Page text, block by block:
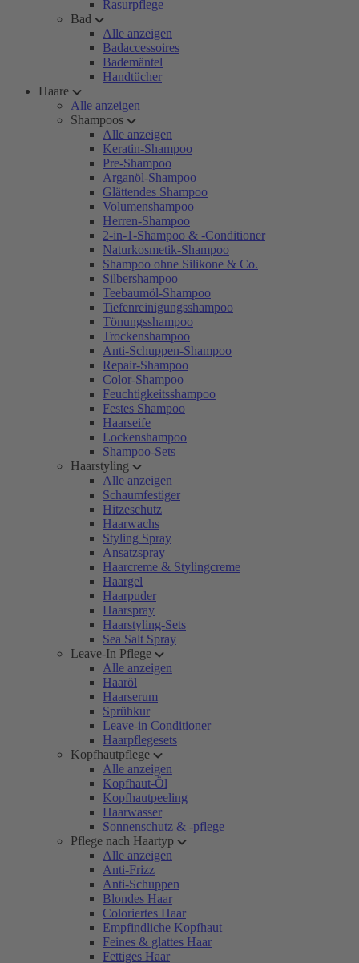
Rasurpflege
Bad
Alle anzeigen
Badaccessoires
Bademäntel
Handtücher
Haare
Alle anzeigen
Shampoos
Alle anzeigen
Keratin-Shampoo
Pre-Shampoo
Arganöl-Shampoo
Glättendes Shampoo
Volumenshampoo
Herren-Shampoo
2-in-1-Shampoo & -Conditioner
Naturkosmetik-Shampoo
Shampoo ohne Silikone & Co.
Silbershampoo
Teebaumöl-Shampoo
Tiefenreinigungsshampoo
Tönungsshampoo
Trockenshampoo
Anti-Schuppen-Shampoo
Repair-Shampoo
Color-Shampoo
Feuchtigkeitsshampoo
Festes Shampoo
Haarseife
Lockenshampoo
Shampoo-Sets
Haarstyling
Alle anzeigen
Schaumfestiger
Hitzeschutz
Haarwachs
Styling Spray
Ansatzspray
Haarcreme & Stylingcreme
Haargel
Haarpuder
Haarspray
Haarstyling-Sets
Sea Salt Spray
Leave-In Pflege
Alle anzeigen
Haaröl
Haarserum
Sprühkur
Leave-in Conditioner
Haarpflegesets
Kopfhautpflege
Alle anzeigen
Kopfhaut-Öl
Kopfhautpeeling
Haarwasser
Sonnenschutz & -pflege
Pflege nach Haartyp
Alle anzeigen
Anti-Frizz
Anti-Schuppen
Blondes Haar
Coloriertes Haar
Empfindliche Kopfhaut
Feines & glattes Haar
Fettiges Haar